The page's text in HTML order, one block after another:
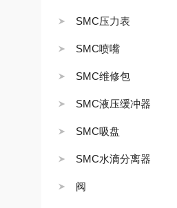
SMC压力表
SMC喷嘴
SMC维修包
SMC液压缓冲器
SMC吸盘
SMC水滴分离器
阀